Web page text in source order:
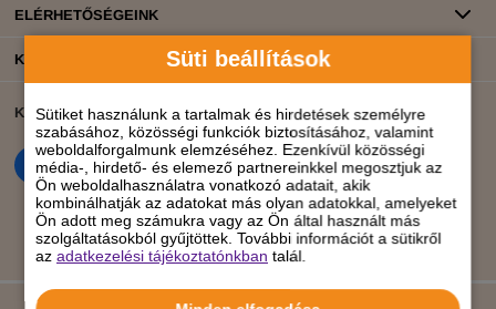
Süti beállítások
Sütiket használunk a tartalmak és hirdetések személyre
szabásához, közösségi funkciók biztosításához, valamint
weboldalforgalmunk elemzéséhez. Ezenkívül közösségi
média-, hirdető- és elemező partnereinkkel megosztjuk az
Ön weboldalhasználatra vonatkozó adatait, akik
kombinálhatják az adatokat más olyan adatokkal, amelyeket
Ön adott meg számukra vagy az Ön által használt más
szolgáltatásokból gyűjtöttek. További információt a sütikről
azadatkezelési tájékoztatónkban talál.
ELÉRHETŐSÉGEINK
KATEGÓRIÁK
KÖZÖSSÉGI ÉLET BANKKÁRTYÁS FIZETÉS